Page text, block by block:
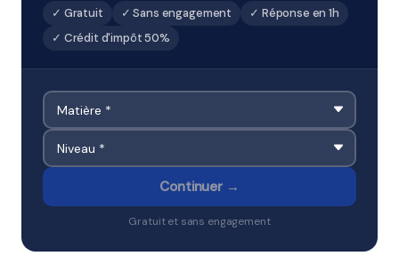
✓ Gratuit ✓ Sans engagement
✓ Réponse en 1h
✓ Crédit d'impôt 50%
Continuer →
Gratuit et sans engagement